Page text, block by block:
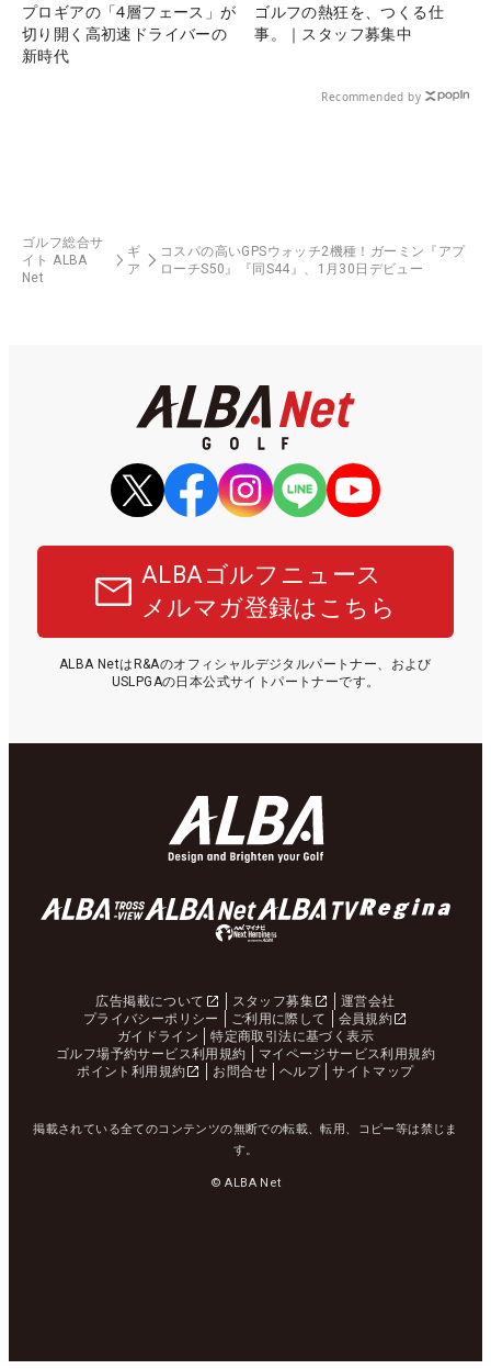
プロギアの「4層フェース」が
切り開く高初速ドライバーの
新時代
ゴルフの熱狂を、つくる仕
事。｜スタッフ募集中
Recommended by
ゴルフ総合サ
イト ALBA
Net
ギ
ア
コスパの高いGPSウォッチ2機種！ガーミン『アプ
ローチS50』『同S44』、1月30日デビュー
ALBAゴルフニュース
メルマガ登録はこちら
ALBA NetはR&Aのオフィシャルデジタルパートナー、および
USLPGAの日本公式サイトパートナーです。
広告掲載について スタッフ募集
運営会社
プライバシーポリシー
ご利用に際して
会員規約
ガイドライン
特定商取引法に基づく表示
ゴルフ場予約サービス利用規約
マイページサービス利用規約
ポイント利用規約
お問合せ ヘルプ サイトマップ
掲載されている全てのコンテンツの無断での転載、転用、コピー等は禁じま
す。
© ALBA Net